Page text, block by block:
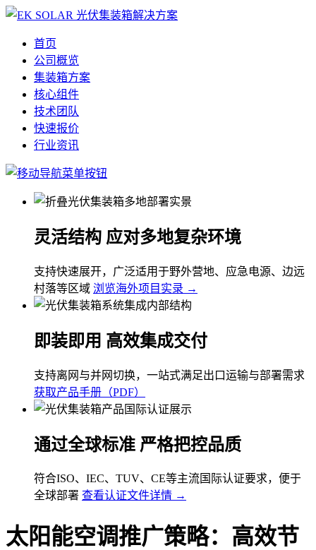
首页
公司概览
集装箱方案
核心组件
技术团队
快速报价
行业资讯
灵活结构 应对多地复杂环境
支持快速展开，广泛适用于野外营地、应急电源、边远
村落等区域 浏览海外项目实录 →
即装即用 高效集成交付
支持离网与并网切换，一站式满足出口运输与部署需求
获取产品手册（PDF）
通过全球标准 严格把控品质
符合ISO、IEC、TUV、CE等主流国际认证要求，便于
全球部署 查看认证文件详情 →
太阳能空调推广策略：高效节